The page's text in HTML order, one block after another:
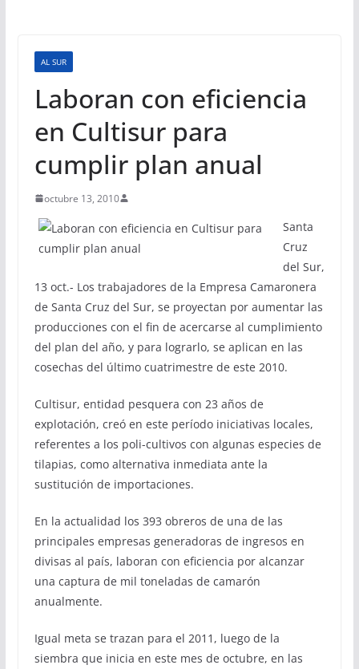
AL SUR
Laboran con eficiencia
en Cultisur para
cumplir plan anual
octubre 13, 2010
Santa
Cruz
del Sur,
13 oct.- Los trabajadores de la Empresa Camaronera
de Santa Cruz del Sur, se proyectan por aumentar las
producciones con el fin de acercarse al cumplimiento
del plan del año, y para lograrlo, se aplican en las
cosechas del último cuatrimestre de este 2010.
Cultisur, entidad pesquera con 23 años de
explotación, creó en este período iniciativas locales,
referentes a los poli-cultivos con algunas especies de
tilapias, como alternativa inmediata ante la
sustitución de importaciones.
En la actualidad los 393 obreros de una de las
principales empresas generadoras de ingresos en
divisas al país, laboran con eficiencia por alcanzar
una captura de mil toneladas de camarón
anualmente.
Igual meta se trazan para el 2011, luego de la
siembra que inicia en este mes de octubre, en las